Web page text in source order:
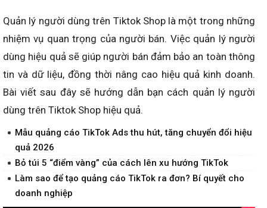
Quản lý người dùng trên Tiktok Shop là một trong những
nhiệm vụ quan trọng của người bán. Việc quản lý người
dùng hiệu quả sẽ giúp người bán đảm bảo an toàn thông
tin và dữ liệu, đồng thời nâng cao hiệu quả kinh doanh.
Bài viết sau đây sẽ hướng dẫn bạn cách quản lý người
dùng trên Tiktok Shop hiệu quả.
Mẫu quảng cáo TikTok Ads thu hút, tăng chuyển đổi hiệu
quả 2026
Bỏ túi 5 “điểm vàng” của cách lên xu hướng TikTok
Làm sao để tạo quảng cáo TikTok ra đơn? Bí quyết cho
doanh nghiệp